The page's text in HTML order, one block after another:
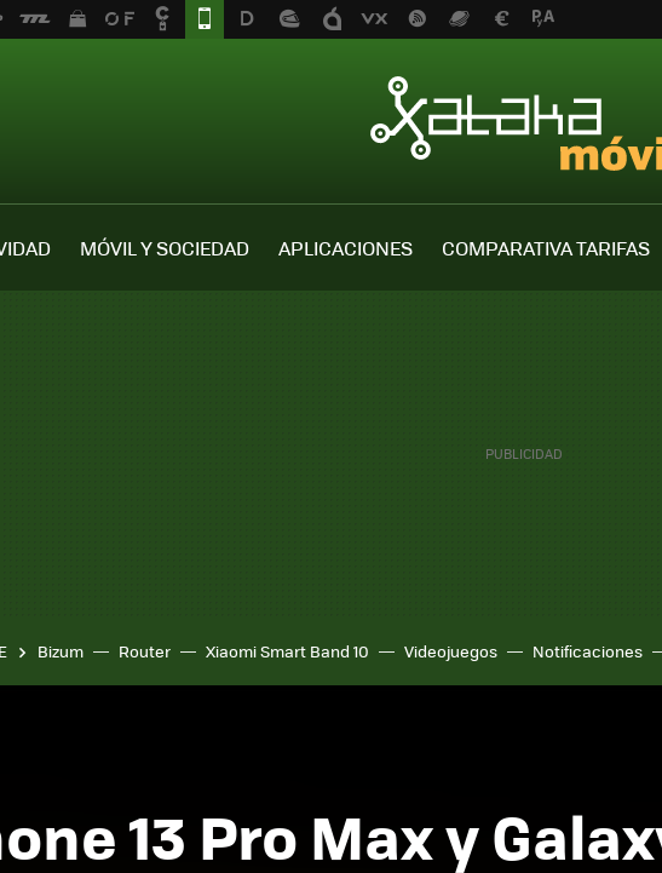
MÓVIL Y SOCIEDAD APLICACIONES COMPARATIVA TARIFAS
Bizum Router Xiaomi Smart Band 10 Videojuegos Notificaciones
13 Pro Max y